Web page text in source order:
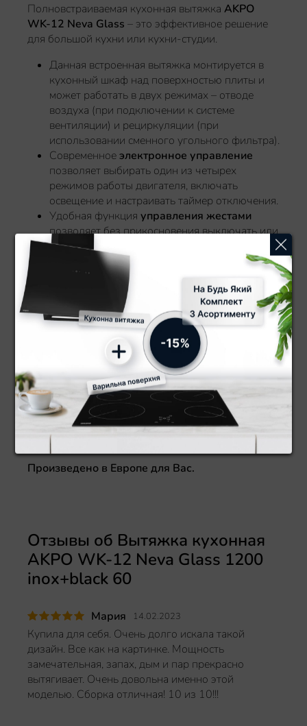
Полновстраиваемая кухонная вытяжка AKPO
WK-12 Neva Glass – это эффективное решение
для большой кухни или кухни-студии.
Данная встроенная вытяжка монтируется в
кухонный шкаф над поверхностью плиты и
может работать в двух режимах – отводе
воздуха (при подключении к системе
вентиляции) и рециркуляции (при
использовании сменного угольного фильтра).
Современноеэлектронное управление
позволяет выбирать один из четырех
режимов работы двигателя, включать
освещение и настраивать таймер отключения.
Удобная функция управления жестами
позволяет без прикосновения выключать или
включать прибор согласно предварительным
настройкам скорости и освещения.
Декоративноезакаленное стекло
современный вид и обеспечивает легкую
уборку.
Многослойный алюминиевый
жироулавливающий фильтр легко извлекать
Подсветка варочной поверхности
обеспечивается двумя мощными
лампами.
Энергоэффективный двигатель обеспечивает
максимальную производительность1200 м3/
ч
и экономит затраты на электроэнергию.
Произведено в Европе для Вас.
Отзывы об Вытяжка кухонная
AKPO WK-12 Neva Glass 1200
inox+black 60
Мария 14.02.2023
Купила для себя. Очень долго искала такой
дизайн. Все как на картинке. Мощность
замечательная, запах, дым и пар прекрасно
вытягивает. Очень довольна именно этой
моделью. Сборка отличная! 10 из 10!!!